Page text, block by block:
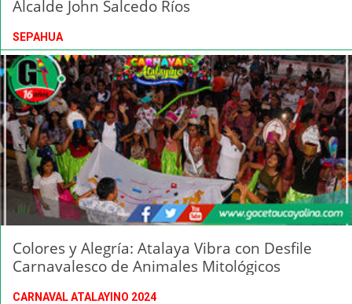
Alcalde John Salcedo Ríos
SEPAHUA
Colores y Alegría: Atalaya Vibra con Desfile
Carnavalesco de Animales Mitológicos
CARNAVAL ATALAYINO 2024